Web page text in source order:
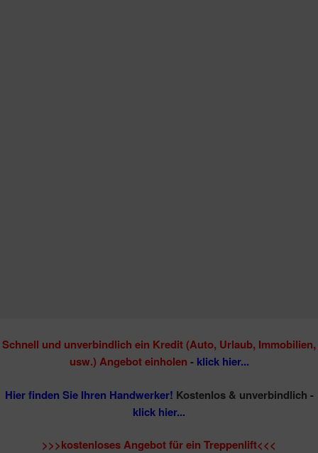
Schnell und unverbindlich ein Kredit (Auto, Urlaub, Immobilien,
usw.) Angebot einholen -klick hier...
Hier finden Sie Ihren Handwerker! Kostenlos & unverbindlich -
klick hier...
>>>kostenloses Angebot für ein Treppenlift<<<